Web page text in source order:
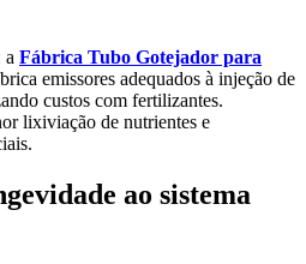
a Fábrica Tubo Gotejador para
emissores adequados à injeção de
custos com fertilizantes.
lixiviação de nutrientes e
ao sistema